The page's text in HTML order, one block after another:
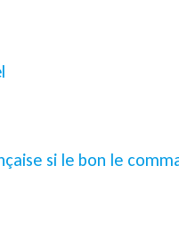
si le bon le